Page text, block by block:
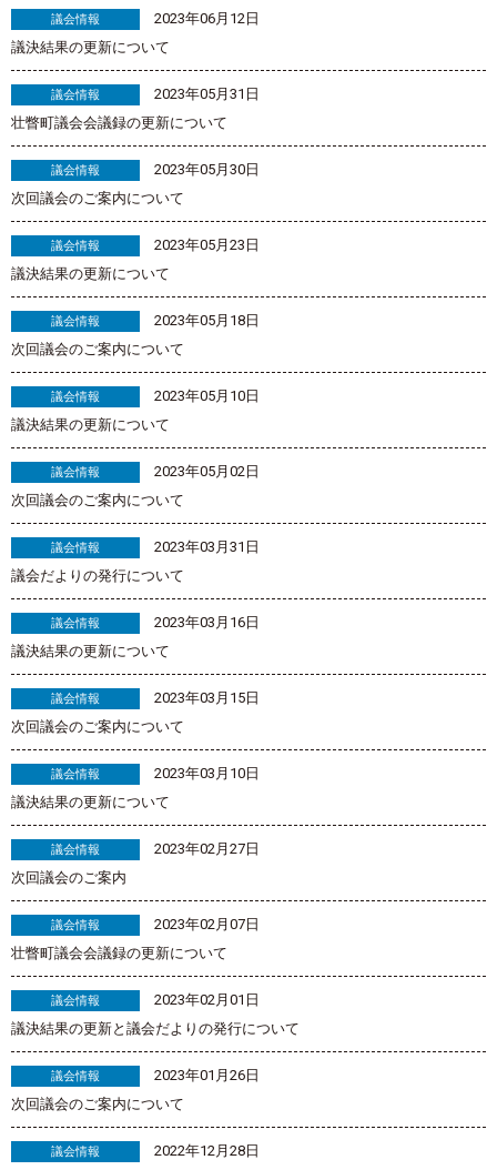
議会情報
2023年06月12日
議決結果の更新について
議会情報
2023年05月31日
壮瞥町議会会議録の更新について
議会情報
2023年05月30日
次回議会のご案内について
議会情報
2023年05月23日
議決結果の更新について
議会情報
2023年05月18日
次回議会のご案内について
議会情報
2023年05月10日
議決結果の更新について
議会情報
2023年05月02日
次回議会のご案内について
議会情報
2023年03月31日
議会だよりの発行について
議会情報
2023年03月16日
議決結果の更新について
議会情報
2023年03月15日
次回議会のご案内について
議会情報
2023年03月10日
議決結果の更新について
議会情報
2023年02月27日
次回議会のご案内
議会情報
2023年02月07日
壮瞥町議会会議録の更新について
議会情報
2023年02月01日
議決結果の更新と議会だよりの発行について
議会情報
2023年01月26日
次回議会のご案内について
議会情報
2022年12月28日